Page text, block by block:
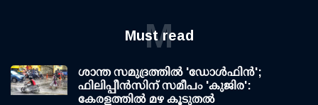
Must read
M
ശാന്ത സമുദ്രത്തില്‍ 'ഡോള്‍ഫിന്‍';
ഫിലിപ്പീന്‍സിന് സമീപം 'കുജിര':
കേരളത്തില്‍ മഴ കൂടുതല്‍